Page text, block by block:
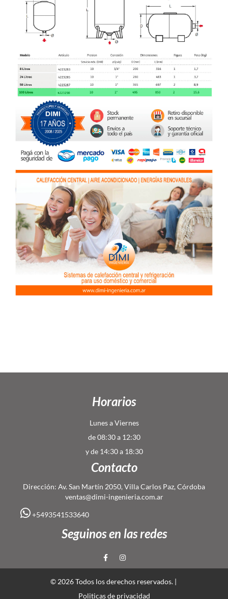
Horarios
Lunes a Viernes
de 08:30 a 12:30
y de 14:30 a 18:30
Contacto
Dirección: Av. San Martín 2050, Villa Carlos Paz, Córdoba
ventas@dimi-ingenieria.com.ar
+5493541533640
Seguinos en las redes
© 2026 Todos los derechos reservados. |
Politicas de privacidad